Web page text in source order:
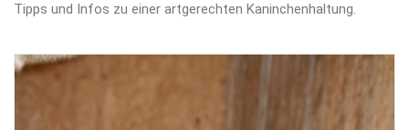
Tipps und Infos zu einer artgerechten Kaninchenhaltung.